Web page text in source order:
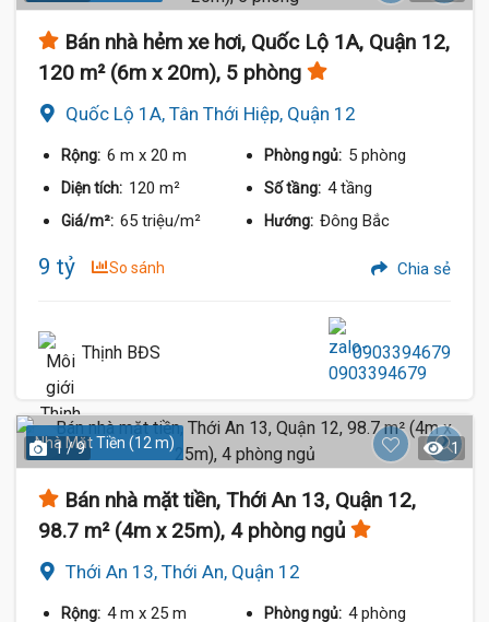
Bán nhà hẻm xe hơi, Quốc Lộ 1A, Quận 12,
120 m² (6m x 20m), 5 phòng
Quốc Lộ 1A, Tân Thới Hiệp, Quận 12
Rộng: 6 m x 20 m Phòng ngủ: 5 phòng
Diện tích: 120 m² Số tầng: 4 tầng
Giá/m²: 65 triệu/m² Hướng: Đông Bắc
9 tỷ So sánh Chia sẻ
Thịnh BĐS 0903394679
Nhà Mặt Tiền (12 m)
1 / 9 1
Bán nhà mặt tiền, Thới An 13, Quận 12,
98.7 m² (4m x 25m), 4 phòng ngủ
Thới An 13, Thới An, Quận 12
Rộng: 4 m x 25 m Phòng ngủ: 4 phòng